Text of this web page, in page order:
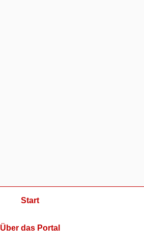
Start
Über das Portal